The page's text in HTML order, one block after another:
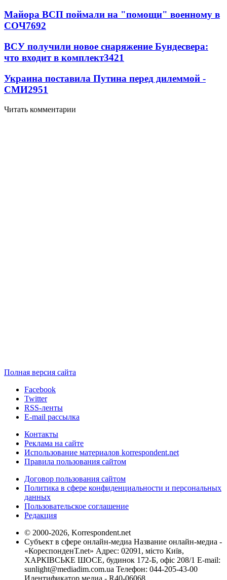
Майора ВСП поймали на "помощи" военному в
СОЧ7692
ВСУ получили новое снаряжение Бундесвера:
что входит в комплект3421
Украина поставила Путина перед дилеммой -
СМИ2951
Читать комментарии
Полная версия сайта
Facebook
Twitter
RSS-ленты
E-mail рассылка
Контакты
Реклама на сайте
Использование материалов korrespondent.net
Правила пользования сайтом
Договор пользования сайтом
Политика в сфере конфиденциальности и персональных
данных
Пользовательское соглашение
Редакция
© 2000-2026, Korrespondent.net
Субъект в сфере онлайн-медиа Название онлайн-медиа -
«КореспонденТ.net» Адрес: 02091, місто Київ,
ХАРКІВСЬКЕ ШОСЕ, будинок 172-Б, офіс 208/1 E-mail:
sunlight@mediadim.com.ua Телефон: 044-205-43-00
Идентификатор медиа - R40-06068